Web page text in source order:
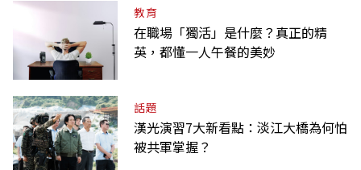
教育
在職場「獨活」是什麼？真正的精
英，都懂一人午餐的美妙
話題
漢光演習7大新看點：淡江大橋為何怕
被共軍掌握？